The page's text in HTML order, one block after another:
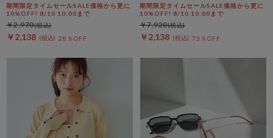
期間限定タイムセールSALE価格から更に
10%OFF! 8/10 10:00まで
￥2,138 28％OFF
￥2,970
期間限定タイムセールSALE価格から更に
10%OFF! 8/10 10:00まで
￥2,138 73％OFF
￥7,920